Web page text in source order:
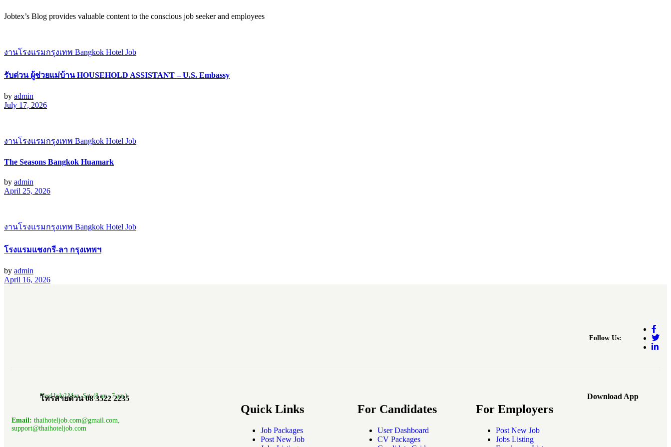
Jobtex’s Blog provides valuable content to the conscious job seeker and employees
งานโรงแรมกรุงเทพ Bangkok Hotel Job
รับด่วน ผู้ช่วยแม่บ้าน HOUSEHOLD ASSISTANT – U.S. Embassy
by admin
July 17, 2026
งานโรงแรมกรุงเทพ Bangkok Hotel Job
The Seasons Bangkok Huamark
by admin
April 25, 2026
งานโรงแรมกรุงเทพ Bangkok Hotel Job
โรงแรมแชงกรี-ลา กรุงเทพฯ
by admin
April 16, 2026
Follow Us:
Need help? Mon.-Sat. (8 am.- 7 pm.)
โทรสายด่วน 08 3522 2235
Email: thaihoteljob.com@gmail.com,
support@thaihoteljob.com
Quick Links
Job Packages
Post New Job
For Candidates
User Dashboard
CV Packages
For Employers
Post New Job
Jobs Listing
Download App